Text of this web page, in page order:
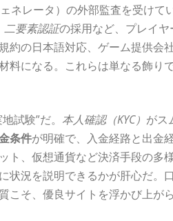
ネレータ）の外部監査を受けてい
二要素認証の採用など、プレイヤ
約の日本語対応、ゲーム提供会
料になる。これらは単なる飾
試験”だ。 本人確認（KYC） がス
条件が明確で、入金経路と出金
ト、仮想通貨など決済手段の多
状況を説明できるかが肝心だ。
こそ、優良サイトを浮かび上がら